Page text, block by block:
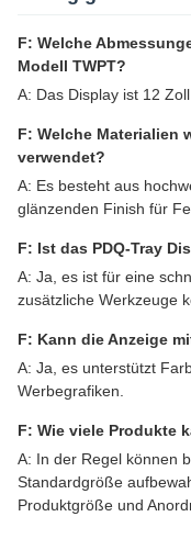
F: Welche
Modell TWPT?
A: Das Display ist 12
F: Welche Materialien
verwendet?
A: Es besteht aus
glänzenden Finish für
F: Ist das PDQ-Tray
A: Ja, es ist für eine
zusätzliche Werkzeuge
F: Kann die Anzeige
A: Ja, es unterstützt
Werbegrafiken.
F: Wie viele Produkte
A: In der Regel können
Standardgröße
Produktgröße und